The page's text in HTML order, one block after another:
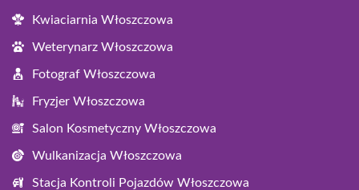
Kwiaciarnia Włoszczowa
Weterynarz Włoszczowa
Fotograf Włoszczowa
Fryzjer Włoszczowa
Salon Kosmetyczny Włoszczowa
Wulkanizacja Włoszczowa
Stacja Kontroli Pojazdów Włoszczowa